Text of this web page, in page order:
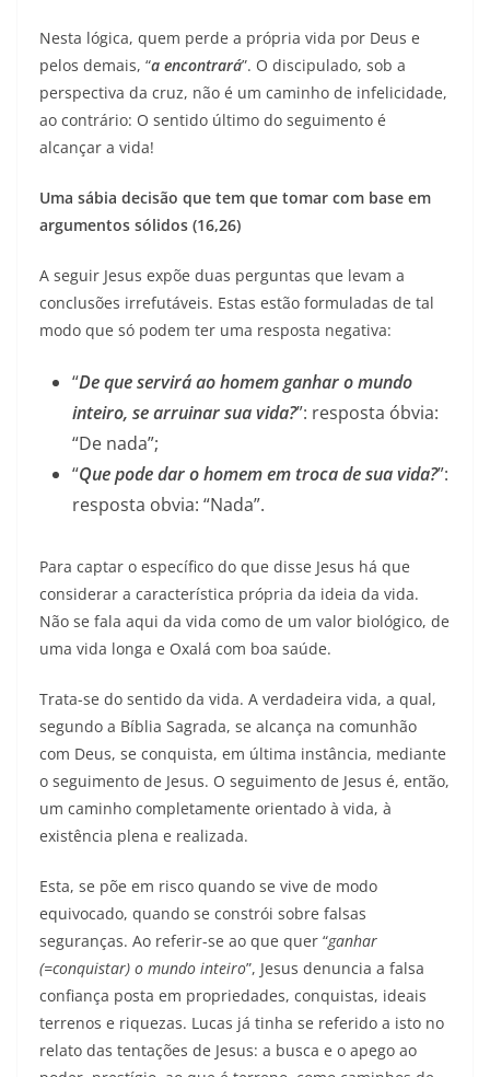
Nesta lógica, quem perde a própria vida por Deus e
pelos demais, “a encontrará”. O discipulado, sob a
perspectiva da cruz, não é um caminho de infelicidade,
ao contrário: O sentido último do seguimento é
alcançar a vida!
Uma sábia decisão que tem que tomar com base em
argumentos sólidos (16,26)
A seguir Jesus expõe duas perguntas que levam a
conclusões irrefutáveis. Estas estão formuladas de tal
modo que só podem ter uma resposta negativa:
“De que servirá ao homem ganhar o mundo
inteiro, se arruinar sua vida?”: resposta óbvia:
“De nada”;
“Que pode dar o homem em troca de sua vida?”:
resposta obvia: “Nada”.
Para captar o específico do que disse Jesus há que
considerar a característica própria da ideia da vida.
Não se fala aqui da vida como de um valor biológico, de
uma vida longa e Oxalá com boa saúde.
Trata-se do sentido da vida. A verdadeira vida, a qual,
segundo a Bíblia Sagrada, se alcança na comunhão
com Deus, se conquista, em última instância, mediante
o seguimento de Jesus. O seguimento de Jesus é, então,
um caminho completamente orientado à vida, à
existência plena e realizada.
Esta, se põe em risco quando se vive de modo
equivocado, quando se constrói sobre falsas
seguranças. Ao referir-se ao que quer “ganhar
(=conquistar) o mundo inteiro”, Jesus denuncia a falsa
confiança posta em propriedades, conquistas, ideais
terrenos e riquezas. Lucas já tinha se referido a isto no
relato das tentações de Jesus: a busca e o apego ao